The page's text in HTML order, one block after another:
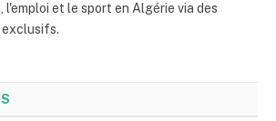
l'emploi et le sport en Algérie via des